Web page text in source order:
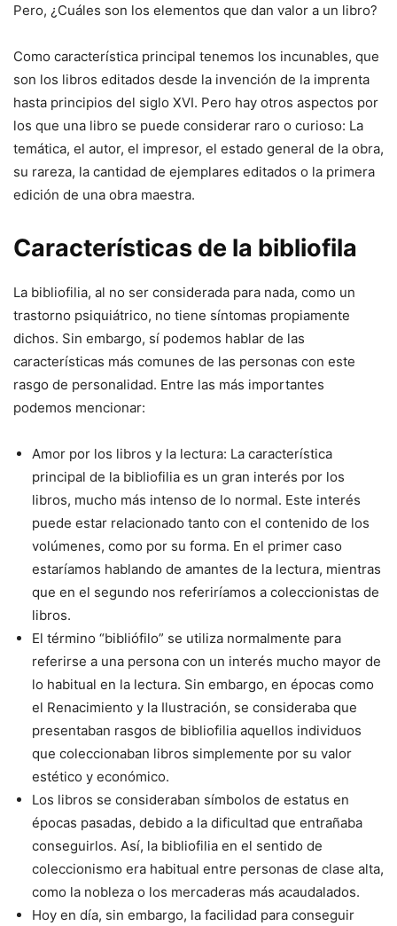
Pero, ¿Cuáles son los elementos que dan valor a un libro?
Como característica principal tenemos los incunables, que
son los libros editados desde la invención de la imprenta
hasta principios del siglo XVI. Pero hay otros aspectos por
los que una libro se puede considerar raro o curioso: La
temática, el autor, el impresor, el estado general de la obra,
su rareza, la cantidad de ejemplares editados o la primera
edición de una obra maestra.
Características de la bibliofila
La bibliofilia, al no ser considerada para nada, como un
trastorno psiquiátrico, no tiene síntomas propiamente
dichos. Sin embargo, sí podemos hablar de las
características más comunes de las personas con este
rasgo de personalidad. Entre las más importantes
podemos mencionar:
Amor por los libros y la lectura: La característica
principal de la bibliofilia es un gran interés por los
libros, mucho más intenso de lo normal. Este interés
puede estar relacionado tanto con el contenido de los
volúmenes, como por su forma. En el primer caso
estaríamos hablando de amantes de la lectura, mientras
que en el segundo nos referiríamos a coleccionistas de
libros.
El término “bibliófilo” se utiliza normalmente para
referirse a una persona con un interés mucho mayor de
lo habitual en la lectura. Sin embargo, en épocas como
el Renacimiento y la Ilustración, se consideraba que
presentaban rasgos de bibliofilia aquellos individuos
que coleccionaban libros simplemente por su valor
estético y económico.
Los libros se consideraban símbolos de estatus en
épocas pasadas, debido a la dificultad que entrañaba
conseguirlos. Así, la bibliofilia en el sentido de
coleccionismo era habitual entre personas de clase alta,
como la nobleza o los mercaderas más acaudalados.
Hoy en día, sin embargo, la facilidad para conseguir